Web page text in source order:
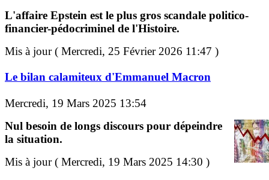
L'affaire Epstein est le plus gros scandale politico-
financier-pédocriminel de l'Histoire.
Mis à jour ( Mercredi, 25 Février 2026 11:47 )
Le bilan calamiteux d'Emmanuel Macron
Mercredi, 19 Mars 2025 13:54
Nul besoin de longs discours pour dépeindre
la situation.
Mis à jour ( Mercredi, 19 Mars 2025 14:30 )